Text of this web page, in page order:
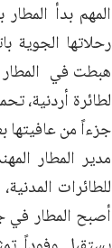
المهم بدأ
رحلاتها الجوية
هبطت في المطار
لطائرة أردنية،
جزءاً من عافيتها
مدير المطار
للطائرات
أصبح المطار في